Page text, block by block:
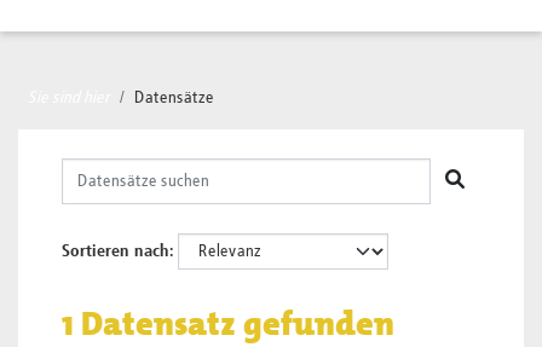
Datensätze
Sortieren nach
1 Datensatz gefunden